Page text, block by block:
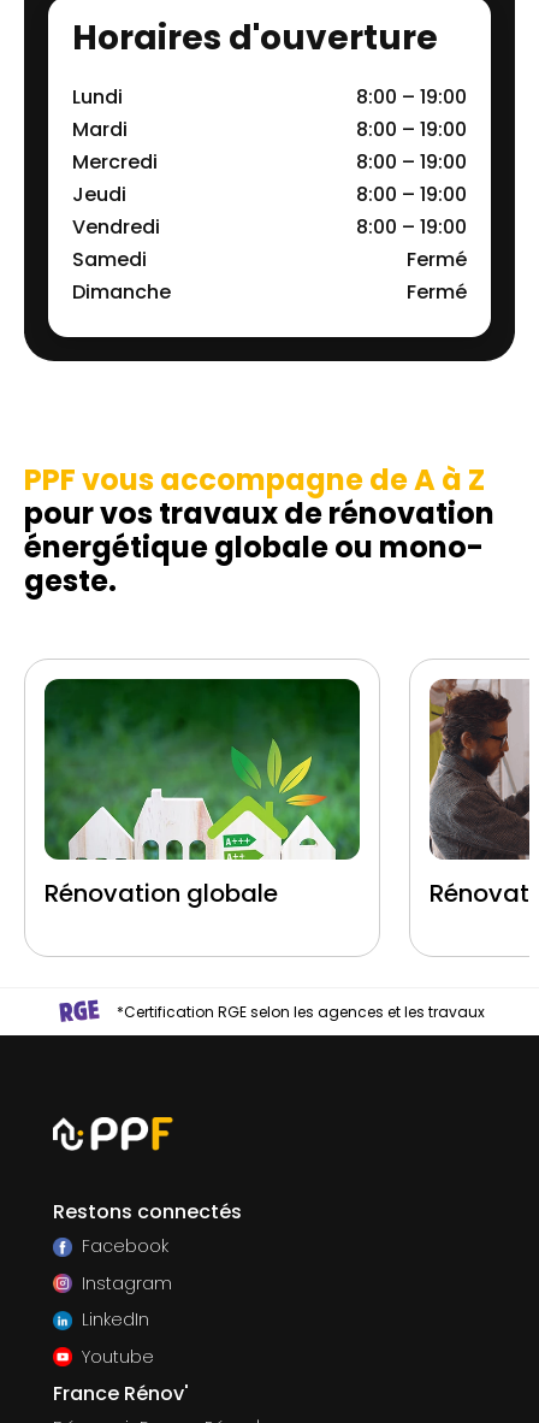
Horaires d'ouverture
Lundi
8:00 – 19:00
Mardi
8:00 – 19:00
Mercredi
8:00 – 19:00
Jeudi
8:00 – 19:00
Vendredi
8:00 – 19:00
Samedi
Fermé
Dimanche
Fermé
PPF vous accompagne de A à Z
pour vos travaux de rénovation
énergétique globale ou mono-
geste.
Rénovation globale
*Certification RGE selon les agences et les travaux
Restons connectés
Facebook
Instagram
LinkedIn
Youtube
France Rénov'